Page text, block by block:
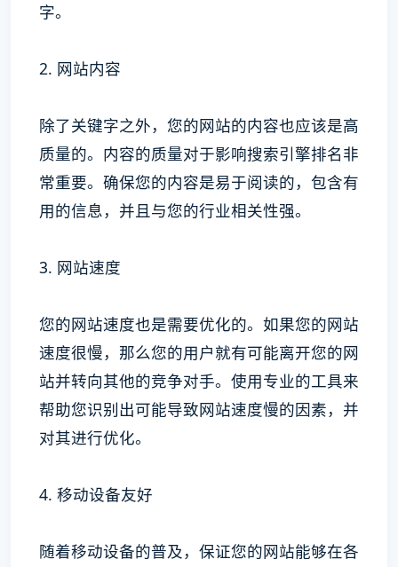
字。
2. 网站内容
除了关键字之外，您的网站的内容也应该是高
质量的。内容的质量对于影响搜索引擎排名非
常重要。确保您的内容是易于阅读的，包含有
用的信息，并且与您的行业相关性强。
3. 网站速度
您的网站速度也是需要优化的。如果您的网站
速度很慢，那么您的用户就有可能离开您的网
站并转向其他的竞争对手。使用专业的工具来
帮助您识别出可能导致网站速度慢的因素，并
对其进行优化。
4. 移动设备友好
随着移动设备的普及，保证您的网站能够在各